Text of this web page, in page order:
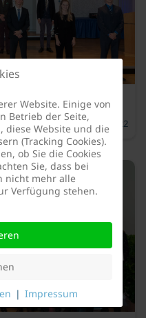
12. Juli 2022
Website. Einige von
Betrieb der Seite,
diese Website und die
(Tracking Cookies).
ob Sie die Cookies
Sie, dass bei
nicht mehr alle
Verfügung stehen.
| Impressum